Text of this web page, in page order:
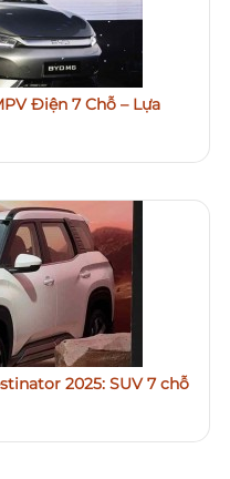
Điện 7 Chỗ – Lựa
2025: SUV 7 chỗ